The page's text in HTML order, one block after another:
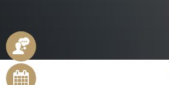
ANSPRECHPARTNER
ONLINE-